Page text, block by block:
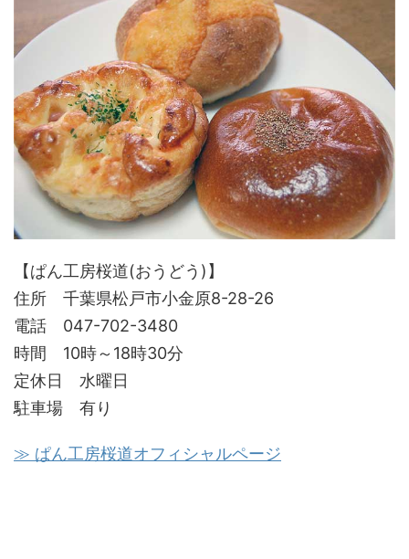
【ぱん工房桜道(おうどう)】
住所 千葉県松戸市小金原8-28-26
電話 047-702-3480
時間 10時～18時30分
定休日 水曜日
駐車場 有り
≫ ぱん工房桜道オフィシャルページ